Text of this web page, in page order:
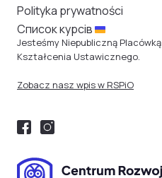
Polityka prywatności
Cписок курсів
Jesteśmy Niepubliczną Placówką
Kształcenia Ustawicznego.
Zobacz nasz wpis w RSPiO